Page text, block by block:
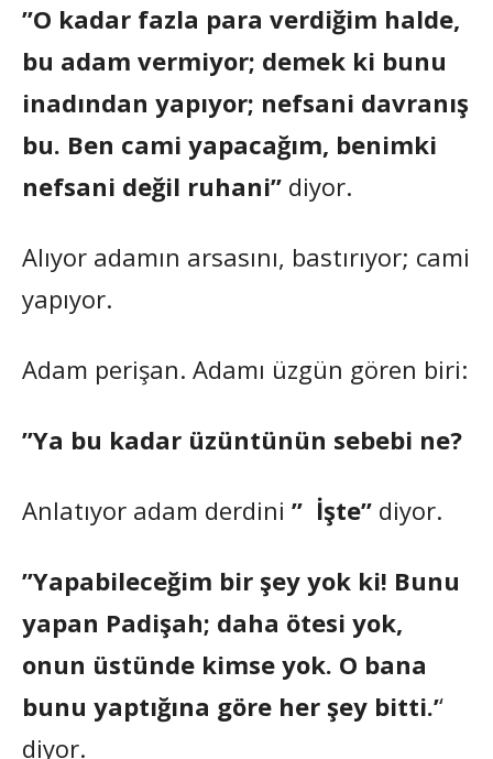
”O kadar fazla para verdiğim halde,
bu adam vermiyor; demek ki bunu
inadından yapıyor; nefsani davranış
bu. Ben cami yapacağım, benimki
nefsani değil ruhani” diyor.
Alıyor adamın arsasını, bastırıyor; cami
yapıyor.
Adam perişan. Adamı üzgün gören biri:
”Ya bu kadar üzüntünün sebebi ne?
Anlatıyor adam derdini ” İşte” diyor.
”Yapabileceğim bir şey yok ki! Bunu
yapan Padişah; daha ötesi yok,
onun üstünde kimse yok. O bana
bunu yaptığına göre her şey bitti.’‘
diyor.